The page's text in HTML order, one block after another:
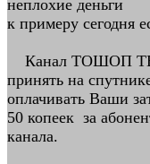
неплохие деньги
к примеру сегодня
Канал ТОШОП ТВ
принять на
оплачивать Ваши
50 копеек за
канала.